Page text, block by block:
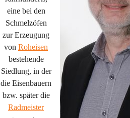
eine bei den
Schmelzöfen
zur Erzeugung
von Roheisen
bestehende
Siedlung, in der
die Eisenbauern
bzw. später die
Radmeister